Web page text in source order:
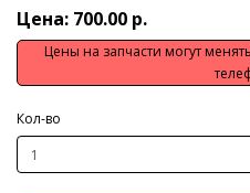
Цена: 700.00 р.
Цены на запчасти могут
Кол-во